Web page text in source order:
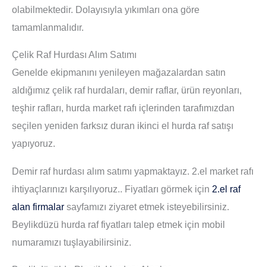
olabilmektedir. Dolayısıyla yıkımları ona göre
tamamlanmalıdır.
Çelik Raf Hurdası Alım Satımı
Genelde ekipmanını yenileyen mağazalardan satın
aldığımız çelik raf hurdaları, demir raflar, ürün reyonları,
teşhir rafları, hurda market rafı içlerinden tarafımızdan
seçilen yeniden farksız duran ikinci el hurda raf satışı
yapıyoruz.
Demir raf hurdası alım satımı yapmaktayız. 2.el market rafı
ihtiyaçlarınızı karşılıyoruz.. Fiyatları görmek için 2.el raf
alan firmalar sayfamızı ziyaret etmek isteyebilirsiniz.
Beylikdüzü hurda raf fiyatları talep etmek için mobil
numaramızı tuşlayabilirsiniz.